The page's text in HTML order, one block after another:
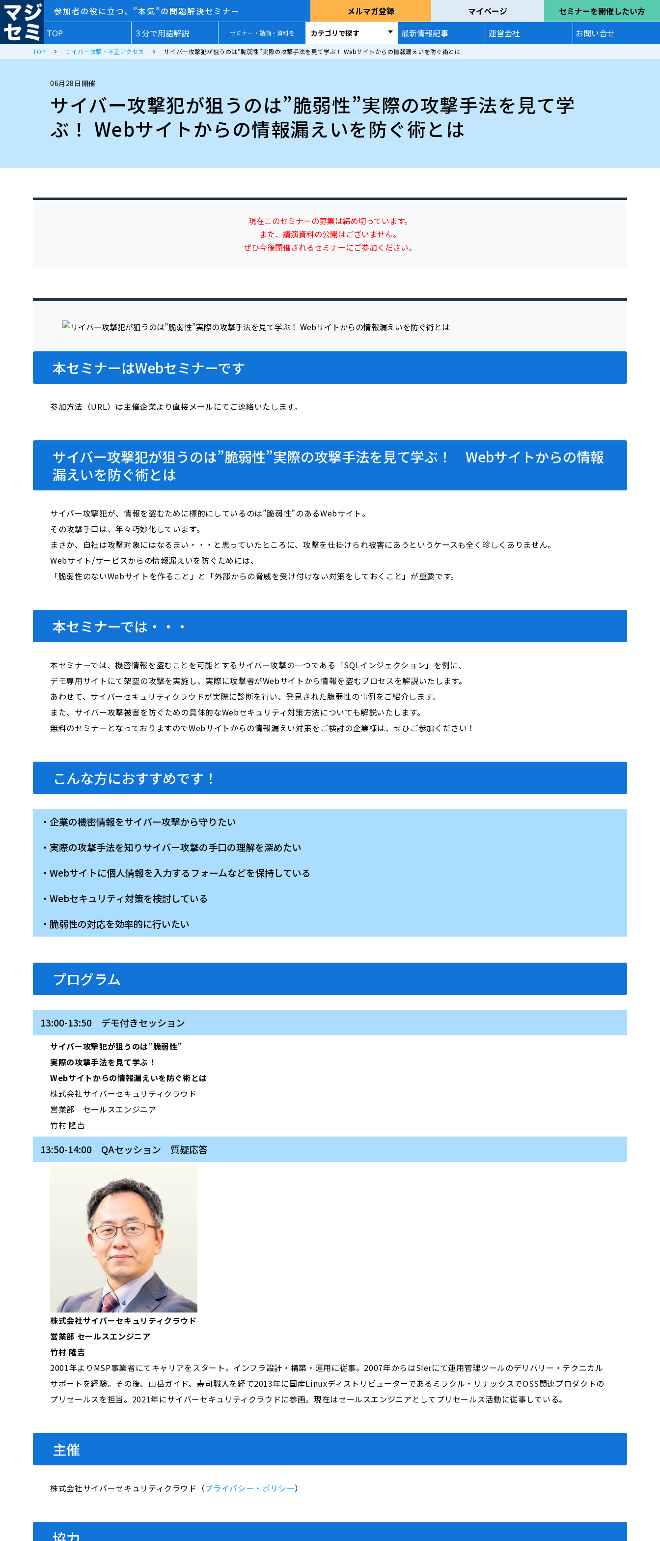
参加者の役に立つ、”本気”の問題解決セミナー メルマガ登録 マイページ
セミナーを開催したい方
TOP
３分で用語解説 セミナー・動画・資料を カテゴリで探す 最新情報記事 運営会社 お問い合せ
TOP サイバー攻撃・不正アクセス サイバー攻撃犯が狙うのは”脆弱性”実際の攻撃手法を見て学ぶ！ Webサイトからの情報漏えいを防ぐ術とは
06月28日開催
サイバー攻撃犯が狙うのは”脆弱性”実際の攻撃手法を見て学
ぶ！ Webサイトからの情報漏えいを防ぐ術とは
現在このセミナーの募集は締め切っています。
また、講演資料の公開はございません。
ぜひ今後開催されるセミナーにご参加ください。
本セミナーはWebセミナーです
参加方法（URL）は主催企業より直接メールにてご連絡いたします。
サイバー攻撃犯が狙うのは”脆弱性”実際の攻撃手法を見て学ぶ！ Webサイトからの情報
漏えいを防ぐ術とは
サイバー攻撃犯が、情報を盗むために標的にしているのは”脆弱性”のあるWebサイト。
その攻撃手口は、年々巧妙化しています。
まさか、自社は攻撃対象にはなるまい・・・と思っていたところに、攻撃を仕掛けられ被害にあうというケースも全く珍しくありません。
Webサイト/サービスからの情報漏えいを防ぐためには、
「脆弱性のないWebサイトを作ること」と「外部からの脅威を受け付けない対策をしておくこと」が重要です。
本セミナーでは・・・
本セミナーでは、機密情報を盗むことを可能とするサイバー攻撃の一つである「SQLインジェクション」を例に、
デモ専用サイトにて架空の攻撃を実施し、実際に攻撃者がWebサイトから情報を盗むプロセスを解説いたします。
あわせて、サイバーセキュリティクラウドが実際に診断を行い、発見された脆弱性の事例をご紹介します。
また、サイバー攻撃被害を防ぐための具体的なWebセキュリティ対策方法についても解説いたします。
無料のセミナーとなっておりますのでWebサイトからの情報漏えい対策をご検討の企業様は、ぜひご参加ください！
こんな方におすすめです！
・企業の機密情報をサイバー攻撃から守りたい
・実際の攻撃手法を知りサイバー攻撃の手口の理解を深めたい
・Webサイトに個人情報を入力するフォームなどを保持している
・Webセキュリティ対策を検討している
・脆弱性の対応を効率的に行いたい
プログラム
13:00-13:50 デモ付きセッション
サイバー攻撃犯が狙うのは”脆弱性”
実際の攻撃手法を見て学ぶ！
Webサイトからの情報漏えいを防ぐ術とは
株式会社サイバーセキュリティクラウド
営業部 セールスエンジニア
竹村 隆吉
13:50-14:00 QAセッション 質疑応答
株式会社サイバーセキュリティクラウド
営業部 セールスエンジニア
竹村 隆吉
2001年よりMSP事業者にてキャリアをスタート。インフラ設計・構築・運用に従事。2007年からはSIerにて運用管理ツールのデリバリー・テクニカル
サポートを経験。その後、山岳ガイド、寿司職人を経て2013年に国産Linuxディストリビューターであるミラクル・リナックスでOSS関連プロダクトの
プリセールスを担当。2021年にサイバーセキュリティクラウドに参画。現在はセールスエンジニアとしてプリセールス活動に従事している。
主催
株式会社サイバーセキュリティクラウド（プライバシー・ポリシー）